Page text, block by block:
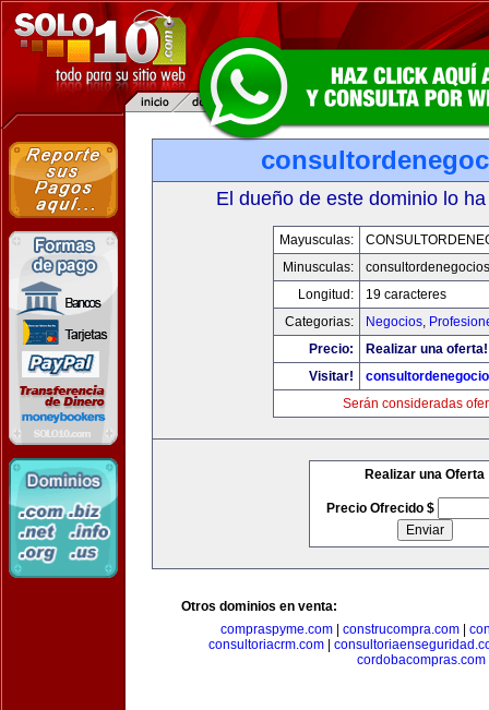
El dueño de este dominio lo
Mayusculas:
Minusculas:
Longitud:
19 caracteres
Categorias:
Negocios,
Precio:
Realizar una oferta!
Visitar!
Serán consideradas
Realizar una Oferta
Precio Ofrecido $
Otros dominios en venta:
compraspyme.com
construcompra.com
consultoriacrm.com|
cordobacompras.com